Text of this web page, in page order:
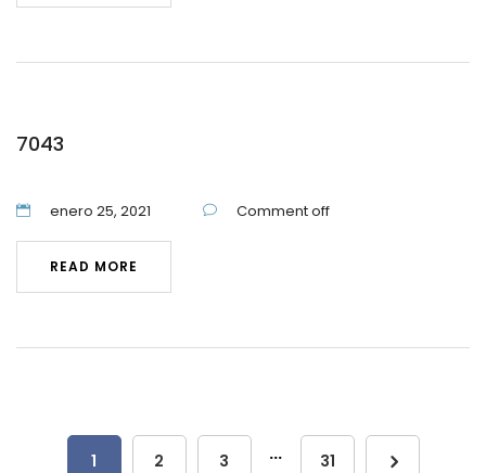
7043
enero 25, 2021 Comment off
READ MORE
1 2 3 ... 31